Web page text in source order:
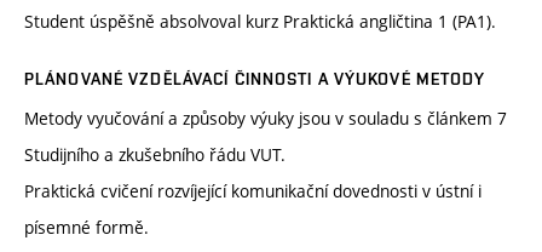
Student úspěšně absolvoval kurz Praktická angličtina 1 (PA1).
PLÁNOVANÉ VZDĚLÁVACÍ ČINNOSTI A VÝUKOVÉ METODY
Metody vyučování a způsoby výuky jsou v souladu s článkem 7
Studijního a zkušebního řádu VUT.
Praktická cvičení rozvíjející komunikační dovednosti v ústní i
písemné formě.